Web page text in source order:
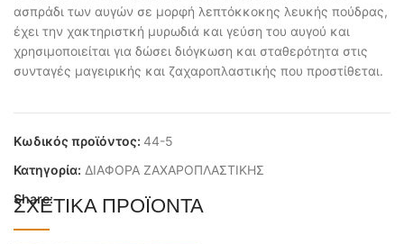
ασπράδι των αυγών σε μορφή λεπτόκκοκης λευκής πούδρας,
έχει την χακτηριστκή μυρωδιά και γεύση του αυγού και
χρησιμοποιείται για δώσει διόγκωση και σταθερότητα στις
συνταγές μαγειρικής και ζαχαροπλαστικής που προστίθεται.
Κωδικός προϊόντος: 44-5
Κατηγορία: ΔΙΑΦΟΡΑ ΖΑΧΑΡΟΠΛΑΣΤΙΚΗΣ
Share:
ΣΧΕΤΙΚΆ ΠΡΟΪΌΝΤΑ